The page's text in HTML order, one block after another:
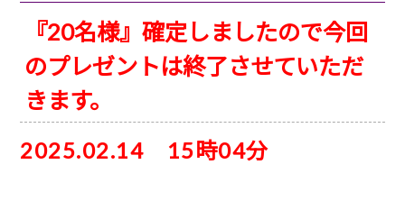
『20名様』確定しましたので今回
のプレゼントは終了させていただ
きます。
2025.02.14 15時04分